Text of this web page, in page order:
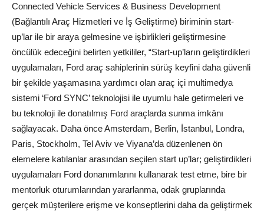
Connected Vehicle Services & Business Development
(Bağlantılı Araç Hizmetleri ve İş Geliştirme) biriminin start-
up’lar ile bir araya gelmesine ve işbirlikleri geliştirmesine
öncülük edeceğini belirten yetkililer, “Start-up’ların geliştirdikleri
uygulamaları, Ford araç sahiplerinin sürüş keyfini daha güvenli
bir şekilde yaşamasına yardımcı olan araç içi multimedya
sistemi ‘Ford SYNC’ teknolojisi ile uyumlu hale getirmeleri ve
bu teknoloji ile donatılmış Ford araçlarda sunma imkânı
sağlayacak. Daha önce Amsterdam, Berlin, İstanbul, Londra,
Paris, Stockholm, Tel Aviv ve Viyana’da düzenlenen ön
elemelere katılanlar arasından seçilen start up’lar; geliştirdikleri
uygulamaları Ford donanımlarını kullanarak test etme, bire bir
mentorluk oturumlarından yararlanma, odak gruplarında
gerçek müşterilere erişme ve konseptlerini daha da geliştirmek